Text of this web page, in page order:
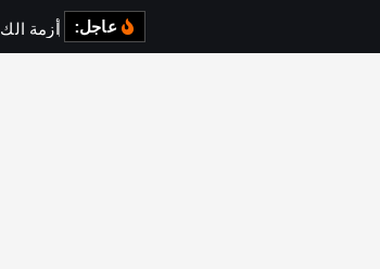
عاجل: أزمة ا كه ربا ء ف